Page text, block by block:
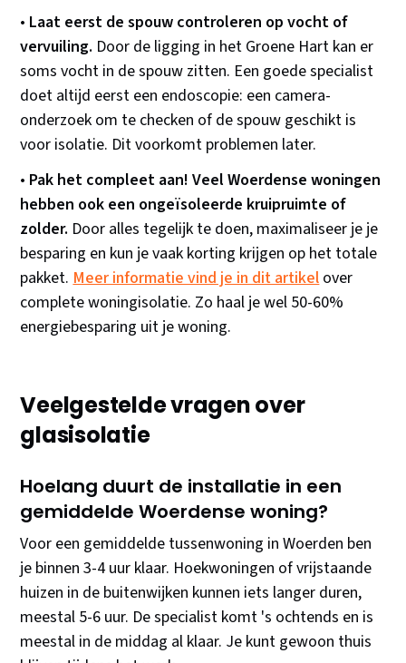
• Laat eerst de spouw controleren op vocht of
vervuiling. Door de ligging in het Groene Hart kan er
soms vocht in de spouw zitten. Een goede specialist
doet altijd eerst een endoscopie: een camera-
onderzoek om te checken of de spouw geschikt is
voor isolatie. Dit voorkomt problemen later.
• Pak het compleet aan! Veel Woerdense woningen
hebben ook een ongeïsoleerde kruipruimte of
zolder. Door alles tegelijk te doen, maximaliseer je je
besparing en kun je vaak korting krijgen op het totale
pakket.Meer informatie vind je in dit artikelover
complete woningisolatie. Zo haal je wel 50-60%
energiebesparing uit je woning.
Veelgestelde vragen over
glasisolatie
Hoelang duurt de installatie in een
gemiddelde Woerdense woning?
Voor een gemiddelde tussenwoning in Woerden ben
je binnen 3-4 uur klaar. Hoekwoningen of vrijstaande
huizen in de buitenwijken kunnen iets langer duren,
meestal 5-6 uur. De specialist komt 's ochtends en is
meestal in de middag al klaar. Je kunt gewoon thuis